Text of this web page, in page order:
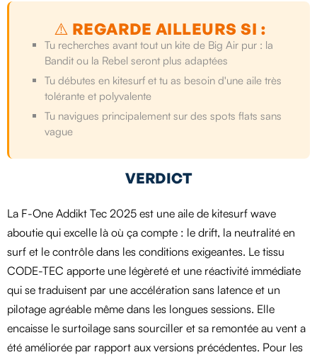
⚠️ REGARDE AILLEURS SI :
Tu recherches avant tout un kite de Big Air pur : la
Bandit ou la Rebel seront plus adaptées
Tu débutes en kitesurf et tu as besoin d'une aile très
tolérante et polyvalente
Tu navigues principalement sur des spots flats sans
vague
VERDICT
La F-One Addikt Tec 2025 est une aile de kitesurf wave
aboutie qui excelle là où ça compte : le drift, la neutralité en
surf et le contrôle dans les conditions exigeantes. Le tissu
CODE-TEC apporte une légèreté et une réactivité immédiate
qui se traduisent par une accélération sans latence et un
pilotage agréable même dans les longues sessions. Elle
encaisse le surtoilage sans sourciller et sa remontée au vent a
été améliorée par rapport aux versions précédentes. Pour les